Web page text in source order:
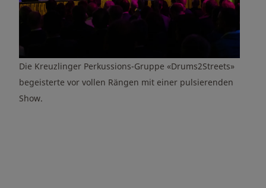
Die Kreuzlinger Perkussions-Gruppe «Drums2Streets»
begeisterte vor vollen Rängen mit einer pulsierenden
Show.